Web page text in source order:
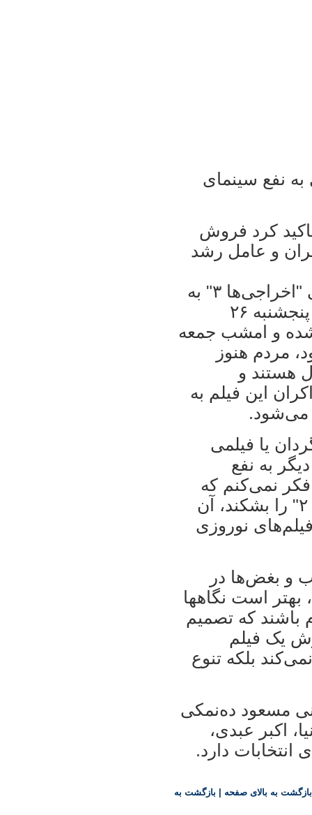
نفع سینمای
فیلم سینمایی "اخراجی‌ها ۳" تاکید کرد فروش
و عامل رشد
مسعود ده‌نمکی کارگردان فیلم سینمایی "اخراجی‌ها ۳" به
خبرنگار مهر گفت: اکران فیلم از دیروز پنجشنبه ۲۶
شده و امشب جمعه
مردم هنوز
هستند و
این فیلم به
می‌شود.
یا فیلمی
به نفع
نمی‌کنم که
"اخراجی‌ها ۳" رکورد فروش "اخراجی‌ها ۲" را بشکند، آن
نوروزی
و بغض‌ها در
است نگاهها
باشند که تصمیم
یک فیلم
بلکه تنوع
۳" به کارگردانی مسعود ده‌نمکی
اکبر عبدی،
انتخابات دارد.
بازگشت به بالای صفحه بازگشت به